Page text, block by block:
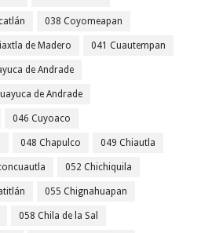
038 Coyomeapan
de Madero 041 Cuautempan
de Andrade
de Andrade
046 Cuyoaco
048 Chapulco 049 Chiautla
052 Chichiquila
055 Chignahuapan
058 Chila de la Sal